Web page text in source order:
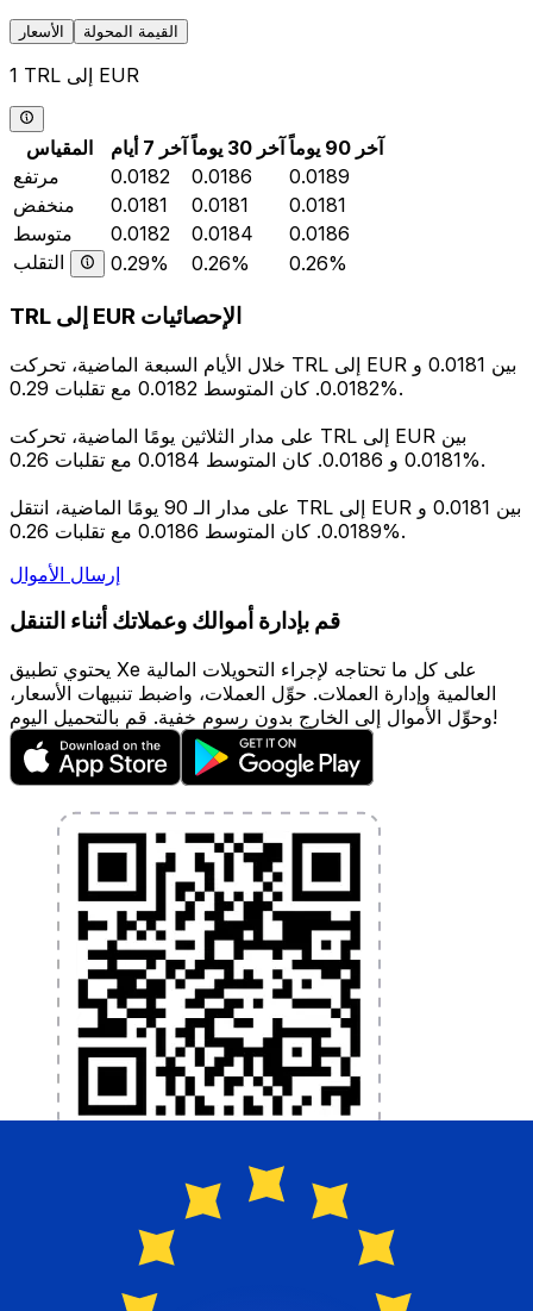
الأسعار القيمة المحولة
1 TRL إلى EUR
المقياس آخر 7 أيام آخر 30 يوماً
آخر 90 يوماً
مرتفع
0.0182 0.0186
0.0189
منخفض
0.0181 0.0181
0.0181
متوسط
0.0182 0.0184
0.0186
التقلب
0.29% 0.26% 0.26%
TRL إلى EUR الإحصائيات
خلال الأيام السبعة الماضية، تحركت TRL إلى EUR بين 0.0181 و
0.0182. كان المتوسط 0.0182 مع تقلبات 0.29%.
على مدار الثلاثين يومًا الماضية، تحركت TRL إلى EUR بين
0.0181 و 0.0186. كان المتوسط 0.0184 مع تقلبات 0.26%.
على مدار الـ 90 يومًا الماضية، انتقل TRL إلى EUR بين 0.0181 و
0.0189. كان المتوسط 0.0186 مع تقلبات 0.26%.
إرسال الأموال
قم بإدارة أموالك وعملاتك أثناء التنقل
يحتوي تطبيق Xe على كل ما تحتاجه لإجراء التحويلات المالية
العالمية وإدارة العملات. حوِّل العملات، واضبط تنبيهات الأسعار،
وحوِّل الأموال إلى الخارج بدون رسوم خفية. قم بالتحميل اليوم!